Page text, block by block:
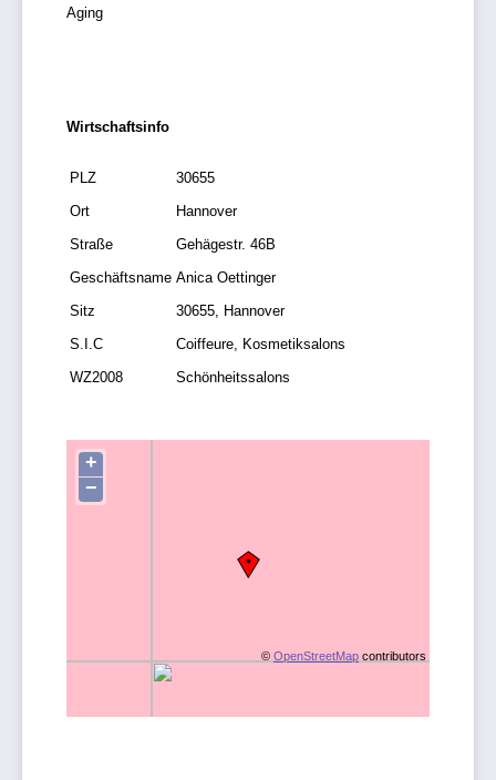
Aging
Wirtschaftsinfo
PLZ
30655
Ort
Hannover
Straße
Gehägestr. 46B
Geschäftsname Anica Oettinger
Sitz
30655, Hannover
S.I.C
Coiffeure, Kosmetiksalons
WZ2008
Schönheitssalons
+
−
© OpenStreetMap contributors